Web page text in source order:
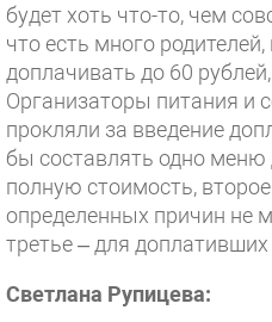
будет хоть что-то, чем
что есть много
доплачивать до 60
Организаторы питания и
прокляли за введение
бы составлять одно меню
полную стоимость, второе
определенных причин не
третье – для доплативших
Светлана Рупицева: